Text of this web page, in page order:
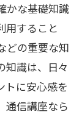
ステップ
実践方法
戦略
ションプ
かな基礎知識
用すること
どの重要な知
知識は、日々
トに安心感を
通信講座なら